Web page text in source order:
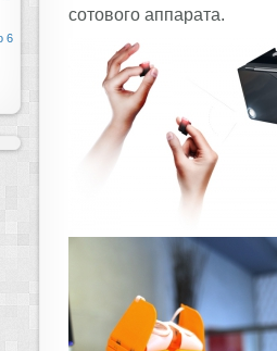
сотового аппарата.
6